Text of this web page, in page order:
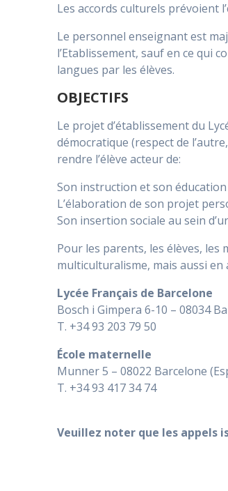
Les accords culturels prévoient
Le personnel enseignant est
l’Etablissement, sauf en ce qui
langues par les élèves.
OBJECTIFS
Le projet d’établissement du
démocratique (respect de
rendre l’élève acteur de:
Son instruction et son éducation
L’élaboration de son projet
Son insertion sociale au sein
Pour les parents, les élèves, les
multiculturalisme, mais aussi
Lycée Français de Barcelone
Bosch i Gimpera 6-10 – 08034
T. +34 93 203 79 50
École maternelle
Munner 5 – 08022 Barcelone
T. +34 93 417 34 74
Veuillez noter que les appels